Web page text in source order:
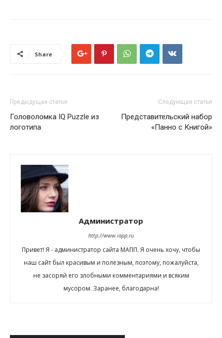
Share
Предыдущая статья
Головоломка IQ Puzzle из
логотипа
Следующая статья
Представительский набор
«Панно с Книгой»
Администратор
http://www.iapp.ru
Привет! Я - администратор сайта МАПП. Я очень хочу, чтобы
наш сайт был красивым и полезным, поэтому, пожалуйста,
не засоряй его злобными комментариями и всяким
мусором. Заранее, благодарна!